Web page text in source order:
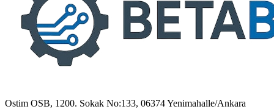
Ostim OSB, 1200. Sokak No:133, 06374 Yenimahalle/Ankara